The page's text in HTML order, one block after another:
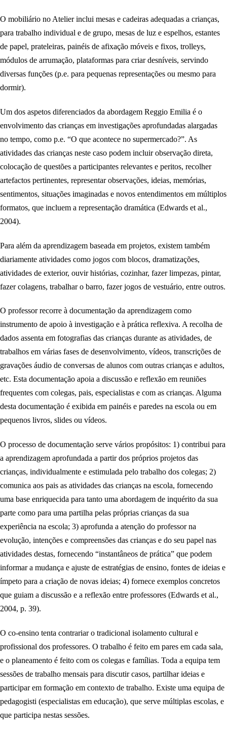
O mobiliário no Atelier inclui mesas e cadeiras adequadas a crianças,
para trabalho individual e de grupo, mesas de luz e espelhos, estantes
de papel, prateleiras, painéis de afixação móveis e fixos, trolleys,
módulos de arrumação, plataformas para criar desníveis, servindo
diversas funções (p.e. para pequenas representações ou mesmo para
dormir).
Um dos aspetos diferenciados da abordagem Reggio Emilia é o
envolvimento das crianças em investigações aprofundadas alargadas
no tempo, como p.e. “O que acontece no supermercado?”. As
atividades das crianças neste caso podem incluir observação direta,
colocação de questões a participantes relevantes e peritos, recolher
artefactos pertinentes, representar observações, ideias, memórias,
sentimentos, situações imaginadas e novos entendimentos em múltiplos
formatos, que incluem a representação dramática (Edwards et al.,
2004).
Para além da aprendizagem baseada em projetos, existem também
diariamente atividades como jogos com blocos, dramatizações,
atividades de exterior, ouvir histórias, cozinhar, fazer limpezas, pintar,
fazer colagens, trabalhar o barro, fazer jogos de vestuário, entre outros.
O professor recorre à documentação da aprendizagem como
instrumento de apoio à investigação e à prática reflexiva. A recolha de
dados assenta em fotografias das crianças durante as atividades, de
trabalhos em várias fases de desenvolvimento, vídeos, transcrições de
gravações áudio de conversas de alunos com outras crianças e adultos,
etc. Esta documentação apoia a discussão e reflexão em reuniões
frequentes com colegas, pais, especialistas e com as crianças. Alguma
desta documentação é exibida em painéis e paredes na escola ou em
pequenos livros, slides ou vídeos.
O processo de documentação serve vários propósitos: 1) contribui para
a aprendizagem aprofundada a partir dos próprios projetos das
crianças, individualmente e estimulada pelo trabalho dos colegas; 2)
comunica aos pais as atividades das crianças na escola, fornecendo
uma base enriquecida para tanto uma abordagem de inquérito da sua
parte como para uma partilha pelas próprias crianças da sua
experiência na escola; 3) aprofunda a atenção do professor na
evolução, intenções e compreensões das crianças e do seu papel nas
atividades destas, fornecendo “instantâneos de prática” que podem
informar a mudança e ajuste de estratégias de ensino, fontes de ideias e
ímpeto para a criação de novas ideias; 4) fornece exemplos concretos
que guiam a discussão e a reflexão entre professores (Edwards et al.,
2004, p. 39).
O co-ensino tenta contrariar o tradicional isolamento cultural e
profissional dos professores. O trabalho é feito em pares em cada sala,
e o planeamento é feito com os colegas e famílias. Toda a equipa tem
sessões de trabalho mensais para discutir casos, partilhar ideias e
participar em formação em contexto de trabalho. Existe uma equipa de
pedagogisti (especialistas em educação), que serve múltiplas escolas, e
que participa nestas sessões.